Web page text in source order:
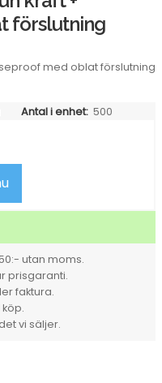
förslutning
med oblat förslutning
Antal i enhet: 500
utan moms.
prisgaranti.
faktura.
vi säljer.